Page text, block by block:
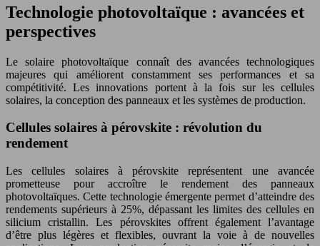
Technologie photovoltaïque : avancées et
perspectives
Le solaire photovoltaïque connaît des avancées technologiques
majeures qui améliorent constamment ses performances et sa
compétitivité. Les innovations portent à la fois sur les cellules
solaires, la conception des panneaux et les systèmes de production.
Cellules solaires à pérovskite : révolution du
rendement
Les cellules solaires à pérovskite représentent une avancée
prometteuse pour accroître le rendement des panneaux
photovoltaïques. Cette technologie émergente permet d’atteindre des
rendements supérieurs à 25%, dépassant les limites des cellules en
silicium cristallin. Les pérovskites offrent également l’avantage
d’être plus légères et flexibles, ouvrant la voie à de nouvelles